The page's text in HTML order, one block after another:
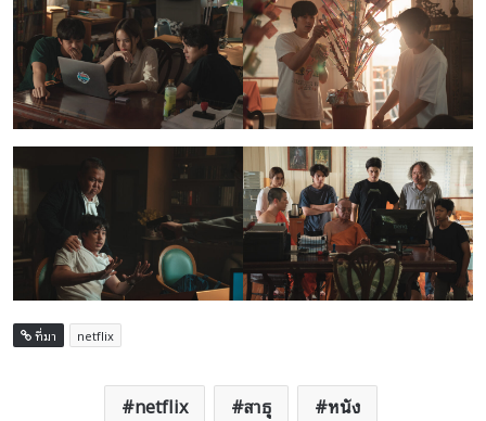
ที่มา netflix
netflix สาธุ หนัง